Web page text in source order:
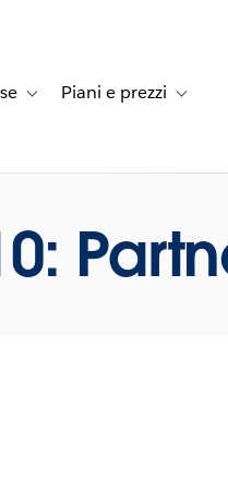
dei clientifor Soluzioni
Toggle sub-navigation for
Piani e prezzi Toggle